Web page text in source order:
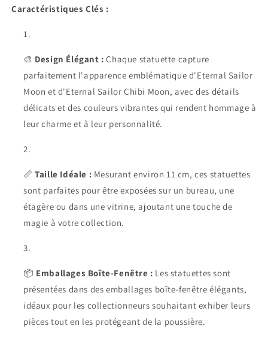
Moon
Ver.
cm
Moon
cm
🌙
Caractéristiques Clés :
🎨 Design Élégant : Chaque statuette capture
parfaitement l'apparence emblématique d'Eternal Sailor
Moon et d'Eternal Sailor Chibi Moon, avec des détails
délicats et des couleurs vibrantes qui rendent hommage à
leur charme et à leur personnalité.
📏Taille Idéale : Mesurant environ 11 cm, ces statuettes
sont parfaites pour être exposées sur un bureau, une
étagère ou dans une vitrine, ajoutant une touche de
magie à votre collection.
📦 Emballages Boîte-Fenêtre : Les statuettes sont
présentées dans des emballages boîte-fenêtre élégants,
idéaux pour les collectionneurs souhaitant exhiber leurs
pièces tout en les protégeant de la poussière.